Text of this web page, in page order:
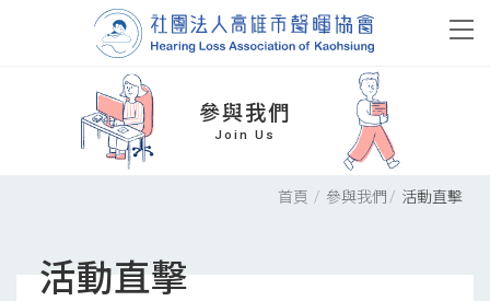
參與我們
Join Us
首頁 參與我們 活動直擊
活動直擊